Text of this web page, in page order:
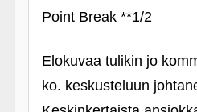
Point Break **1/2
Elokuvaa tulikin jo
ko. keskusteluun